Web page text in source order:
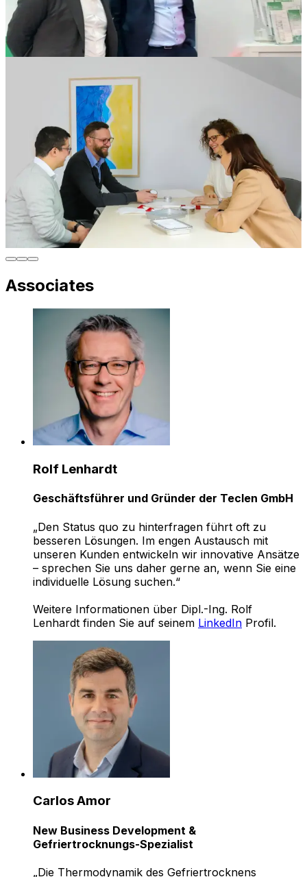
Associates
Rolf Lenhardt
Geschäftsführer und Gründer der Teclen GmbH
„Den Status quo zu hinterfragen führt oft zu
besseren Lösungen. Im engen Austausch mit
unseren Kunden entwickeln wir innovative Ansätze
– sprechen Sie uns daher gerne an, wenn Sie eine
individuelle Lösung suchen.“
Weitere Informationen über Dipl.-Ing. Rolf
Lenhardt finden Sie auf seinem LinkedIn Profil.
Carlos Amor
New Business Development &
Gefriertrocknungs-Spezialist
„Die Thermodynamik des Gefriertrocknens